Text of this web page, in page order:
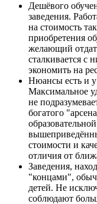
Дешёвого
заведения.
на стоимость
приобретения
желающий
сталкивается с
экономить на
Нюансы есть и
Максимальное
не
богатого
стоимости и
отличия от
Заведения,
"концами",
детей. Не
соблюдают